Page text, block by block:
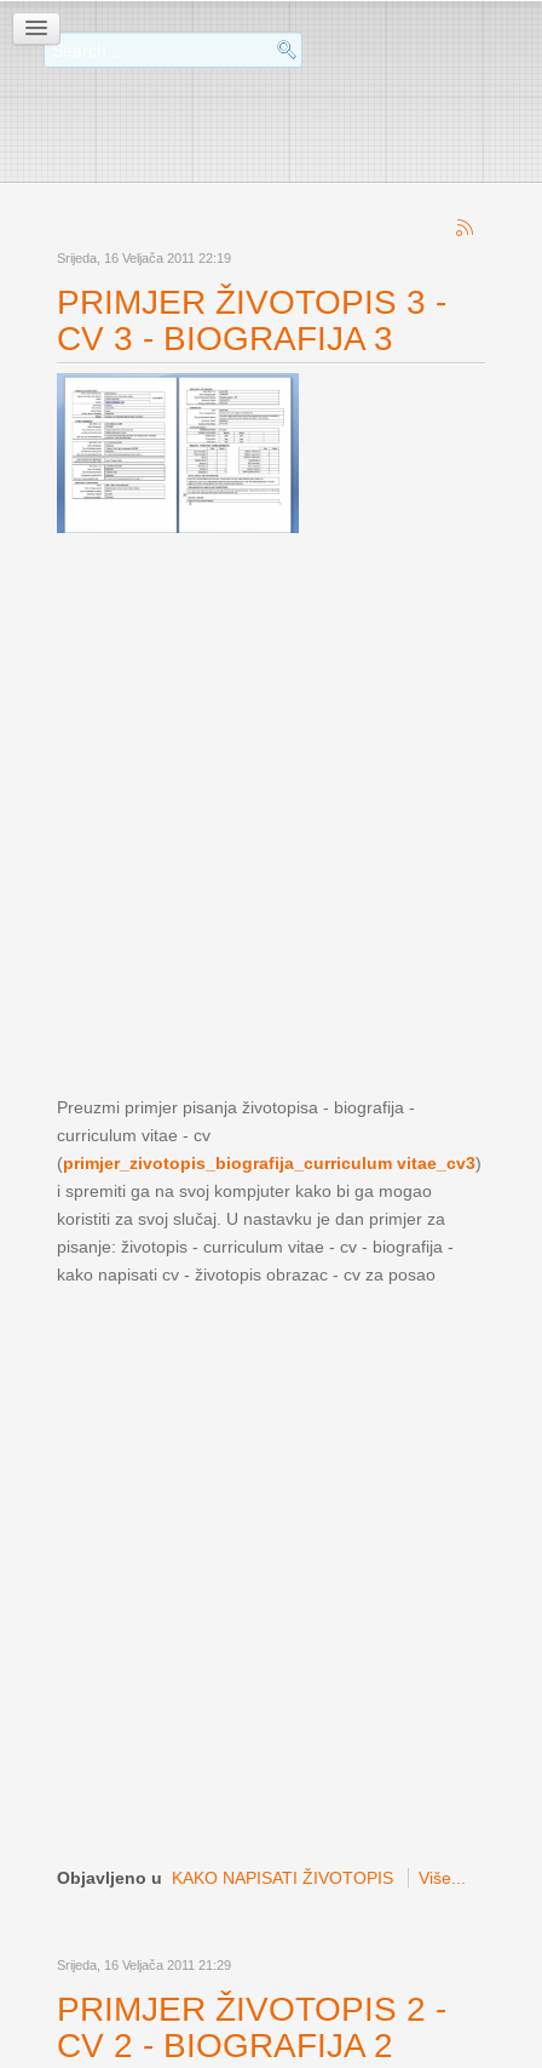
Srijeda, 16 Veljača 2011 22:19
PRIMJER ŽIVOTOPIS 3 -
CV 3 - BIOGRAFIJA 3
Preuzmi primjer pisanja životopisa - biografija -
curriculum vitae - cv
(primjer_zivotopis_biografija_curriculum vitae_cv3)
i spremiti ga na svoj kompjuter kako bi ga mogao
koristiti za svoj slučaj. U nastavku je dan primjer za
pisanje: životopis - curriculum vitae - cv - biografija -
kako napisati cv - životopis obrazac - cv za posao
Objavljeno u KAKO NAPISATI ŽIVOTOPIS Više...
Srijeda, 16 Veljača 2011 21:29
PRIMJER ŽIVOTOPIS 2 -
CV 2 - BIOGRAFIJA 2